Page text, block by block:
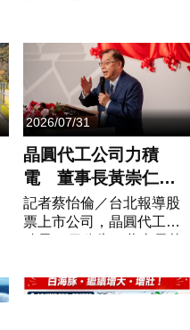
言指稱食品藥物管理署早
在今年5月就接獲中聯油脂
案的油品異常...
2026/07/31
晶圓代工公司力積
電 董事長黃崇仁因
心肺衰竭睡夢中離世
記者蔡怡倫／台北報導股
票上市公司，晶圓代工力
午，因心肺衰竭於自宅睡
夢中安詳離世，由副董事